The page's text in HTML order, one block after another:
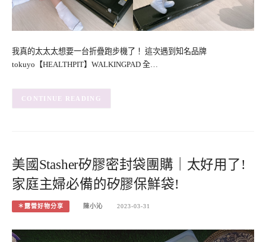
我真的太太太想要一台折疊跑步機了！ 這次遇到知名品牌
tokuyo【HEALTHPIT】WALKINGPAD 全…
CONTINUE READING
美國Stasher矽膠密封袋團購｜太好用了!
家庭主婦必備的矽膠保鮮袋!
＊露營好物分享 陳小沁 2023-03-31